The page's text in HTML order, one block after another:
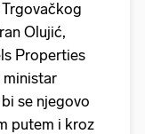
Olujić,
Properties
ministar
se njegovo
putem i kroz